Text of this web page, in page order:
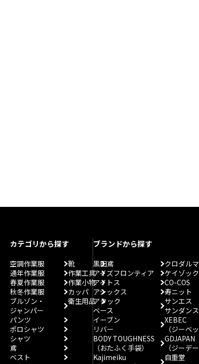
カテゴリから探す
空調作業服
通年作業服
春夏作業服
秋冬作業服
ブルゾン・
ジャンパー
パンツ
ポロシャツ
シャツ
鳶
ベスト
靴
作業工具
作業小物
カッパ
衛生用品
ブランドから探す
黒田鳶
アイズフロンティア
アイトス
アシックス
アタック
ベース
イーブン
リバー
BODY TOUGHNESS
（おたふく手袋）
Kajimeiku
クロダルマ
ケイゾック
CO-COS
寿ニット
サンエス
サンダンス
XEBEC
（ジーベッ
GDJAPAN
（ジーデ
自重堂